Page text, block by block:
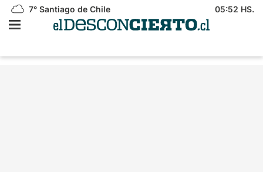
7° Santiago de Chile 05:52 HS.